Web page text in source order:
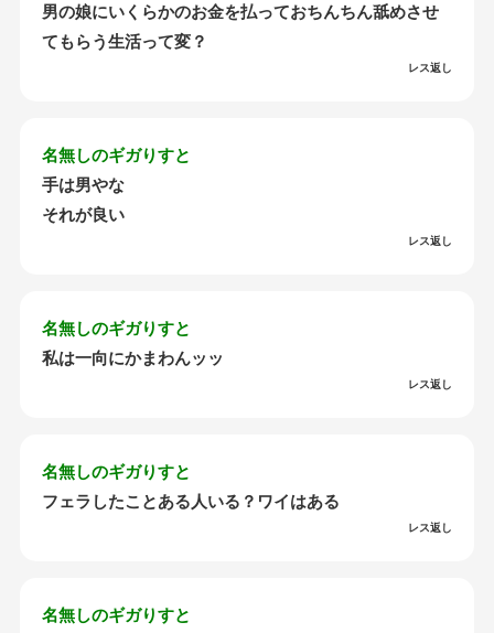
男の娘にいくらかのお金を払っておちんちん舐めさせ
てもらう生活って変？
レス返し
名無しのギガりすと
手は男やな
それが良い
レス返し
名無しのギガりすと
私は一向にかまわんッッ
レス返し
名無しのギガりすと
フェラしたことある人いる？ワイはある
レス返し
名無しのギガりすと